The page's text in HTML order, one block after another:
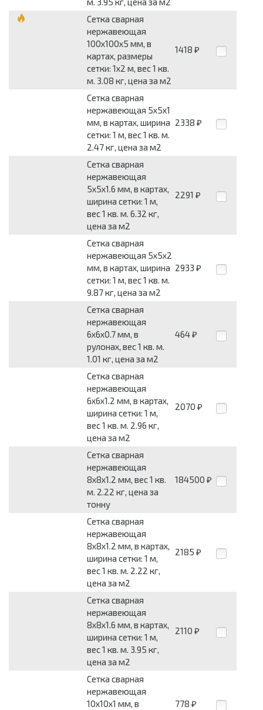
Сетка сварная
нержавеющая
100x100x5 мм, в
картах, размеры
сетки: 1x2 м, вес 1 кв.
м. 3.08 кг, цена за м2
1418 ₽
Сетка сварная
нержавеющая 5x5x1
мм, в картах, ширина
сетки: 1 м, вес 1 кв. м.
2.47 кг, цена за м2
2338 ₽
Сетка сварная
нержавеющая
5x5x1.6 мм, в картах,
ширина сетки: 1 м,
вес 1 кв. м. 6.32 кг,
цена за м2
2291 ₽
Сетка сварная
нержавеющая 5x5x2
мм, в картах, ширина
сетки: 1 м, вес 1 кв. м.
9.87 кг, цена за м2
2933 ₽
Сетка сварная
нержавеющая
6x6x0.7 мм, в
рулонах, вес 1 кв. м.
1.01 кг, цена за м2
464 ₽
Сетка сварная
нержавеющая
6x6x1.2 мм, в картах,
ширина сетки: 1 м,
вес 1 кв. м. 2.96 кг,
цена за м2
2070 ₽
Сетка сварная
нержавеющая
8x8x1.2 мм, вес 1 кв.
м. 2.22 кг, цена за
тонну
184500 ₽
Сетка сварная
нержавеющая
8x8x1.2 мм, в картах,
ширина сетки: 1 м,
вес 1 кв. м. 2.22 кг,
цена за м2
2185 ₽
Сетка сварная
нержавеющая
8x8x1.6 мм, в картах,
ширина сетки: 1 м,
вес 1 кв. м. 3.95 кг,
цена за м2
2110 ₽
Сетка сварная
нержавеющая
10x10x1 мм, в
778 ₽